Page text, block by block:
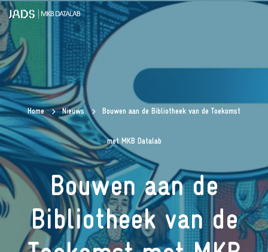
Home Nieuws Bouwen aan de Bibliotheek van de Toekomst
met MKB Datalab
Bouwen aan de
Bibliotheek van de